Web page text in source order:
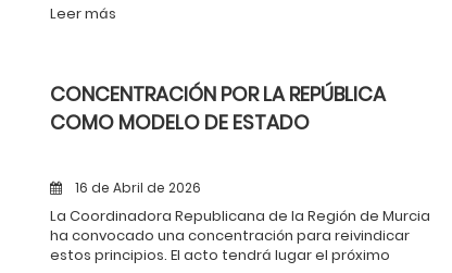
Leer más
CONCENTRACIÓN POR LA REPÚBLICA
COMO MODELO DE ESTADO
16 de Abril de 2026
La Coordinadora Republicana de la Región de Murcia
ha convocado una concentración para reivindicar
estos principios. El acto tendrá lugar el próximo